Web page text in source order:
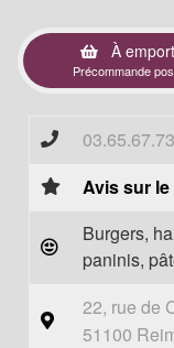
À
Précommande
Avis sur
Burgers,
paninis,
22, rue de
51100